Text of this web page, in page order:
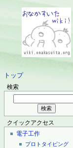
トップ
検索
クイックアクセス
電子工作
プロトタイピング